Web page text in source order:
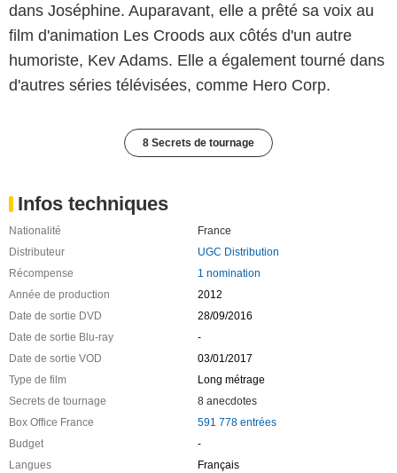
dans Joséphine. Auparavant, elle a prêté sa voix au
film d'animation Les Croods aux côtés d'un autre
humoriste, Kev Adams. Elle a également tourné dans
d'autres séries télévisées, comme Hero Corp.
8 Secrets de tournage
Infos techniques
Nationalité
France
Distributeur
UGC Distribution
Récompense
1 nomination
Année de production
2012
Date de sortie DVD
28/09/2016
Date de sortie Blu-ray
-
Date de sortie VOD
03/01/2017
Type de film
Long métrage
Secrets de tournage
8 anecdotes
Box Office France
591 778 entrées
Budget
-
Langues
Français